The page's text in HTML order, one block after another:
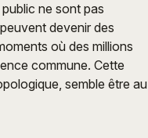
ne sont pas
devenir des
où des millions
commune. Cette
semble être au